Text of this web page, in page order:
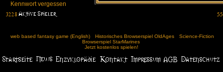
Kennwort vergessen
web based fantasy game (English) Historisches Browserspiel OldAges
Science-Fiction
Browserspiel StarMarines
Jetzt kostenlos spielen!